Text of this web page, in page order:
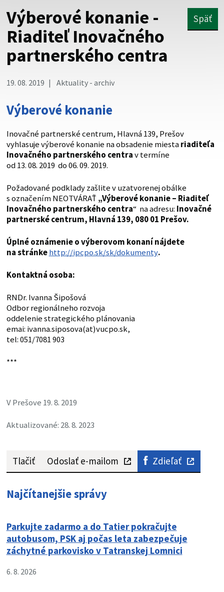
psk.sk.
Táto stránka je zabezpečená
Buďte pozorní a vždy sa uistite, že zdieľate informácie iba
cez zabezpečenú webovú stránku. Zabezpečená stránka
Výberové konanie -
Riaditeľ Inovačného
partnerského centra
Späť
19. 08. 2019 Aktuality - archiv
Výberové konanie
Inovačné partnerské centrum, Hlavná 139, Prešov
vyhlasuje výberové konanie na obsadenie miestariaditeľa
Inovačného partnerského centrav termíne
od 13. 08. 2019 do 06. 09. 2019.
Požadované podklady zašlite v uzatvorenej obálke
s označením NEOTVÁRAŤ „Výberové konanie – Riaditeľ
Inovačného partnerského centra“ na adresu: Inovačné
partnerské centrum, Hlavná 139, 080 01 Prešov.
Úplné oznámenie o výberovom konaní nájdete
na stránkehttp://ipcpo.sk/sk/dokumenty.
Kontaktná osoba:
RNDr. Ivanna Šipošová
Odbor regionálneho rozvoja
oddelenie strategického plánovania
emai: ivanna.siposova(at)vucpo.sk,
tel: 051/7081 903
***
V Prešove 19. 8. 2019
Aktualizované: 28. 8. 2023
Tlačiť Odoslať e-mailom Zdieľať
Najčítanejšie správy
Parkujte zadarmo a do Tatier pokračujte
autobusom, PSK aj počas leta zabezpečuje
záchytné parkovisko v Tatranskej Lomnici
6. 8. 2026